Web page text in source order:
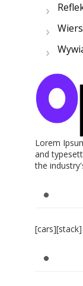
Lorem
and
the
[cars][stack]